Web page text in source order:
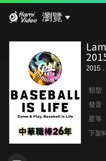
瀏覽
2015
類型
發音
星等
下架